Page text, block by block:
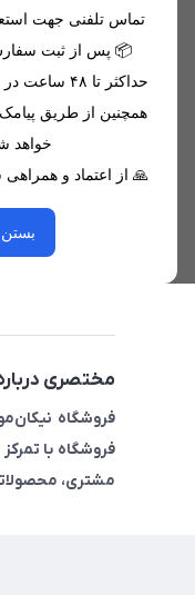
تماس تلفنی جهت
📦 پس از ثبت
حداکثر تا
همچنین از طریق
خواهد
🙏 از اعتماد و
بستن
اطلاعات تماس
- 09373782289
مختصری
فروشگاه با
مشتری،